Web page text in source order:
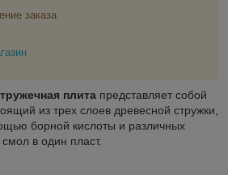
заказа
плита представляет собой
из трех слоев древесной стружки,
борной кислоты и различных
смол в один пласт.